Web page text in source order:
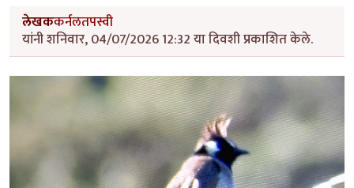
लेखककर्नलतपस्वी
यांनी शनिवार, 04/07/2026 12:32 या दिवशी प्रकाशित केले.